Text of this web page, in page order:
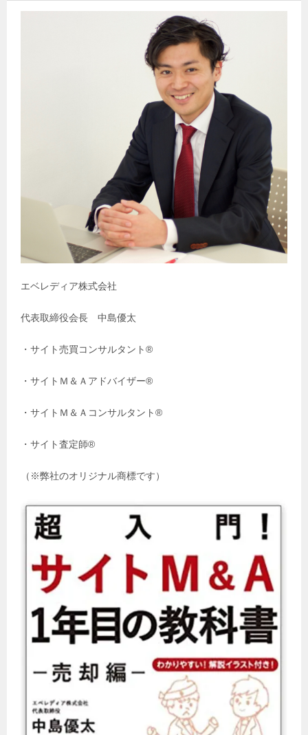
エベレディア株式会社
代表取締役会長 中島優太
・サイト売買コンサルタント®️
・サイトＭ＆Ａアドバイザー®️
・サイトＭ＆Ａコンサルタント®️
・サイト査定師®️
（※弊社のオリジナル商標です）